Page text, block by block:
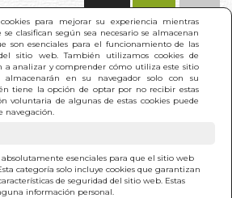
para mejorar su experiencia mientras
se clasifican según sea necesario se almacenan
son esenciales para el funcionamiento de las
del sitio web. También utilizamos cookies de
a analizar y comprender cómo utiliza este sitio
almacenarán en su navegador solo con su
tiene la opción de optar por no recibir estas
voluntaria de algunas de estas cookies puede
navegación.
absolutamente esenciales para que el sitio web
categoría solo incluye cookies que garantizan
de seguridad del sitio web. Estas
información personal.
BÚSQUEDA
de tu búsqueda: la